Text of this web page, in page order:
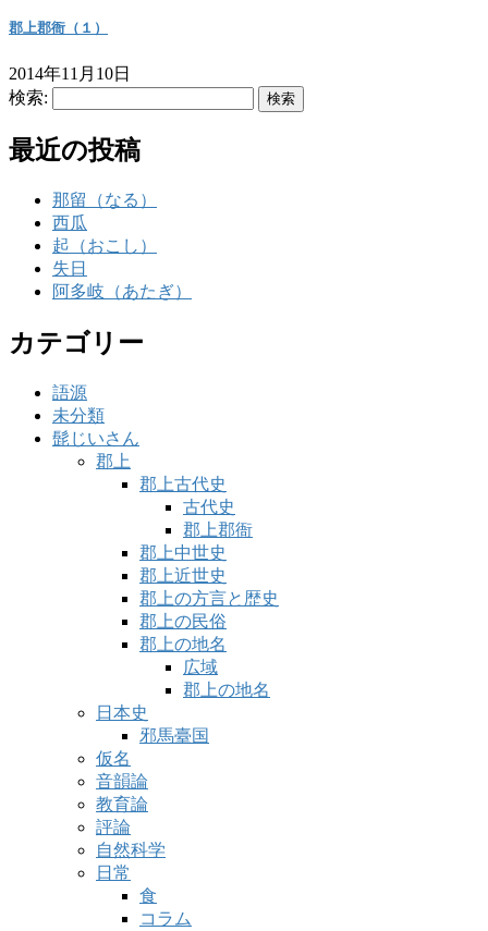
郡上郡衙（１）
2014年11月10日
検索:
最近の投稿
那留（なる）
西瓜
起（おこし）
失日
阿多岐（あたぎ）
カテゴリー
語源
未分類
髭じいさん
郡上
郡上古代史
古代史
郡上郡衙
郡上中世史
郡上近世史
郡上の方言と歴史
郡上の民俗
郡上の地名
広域
郡上の地名
日本史
邪馬臺国
仮名
音韻論
教育論
評論
自然科学
日常
食
コラム